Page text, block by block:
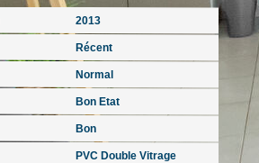
2013
Récent
Normal
Bon Etat
Bon
PVC Double Vitrage